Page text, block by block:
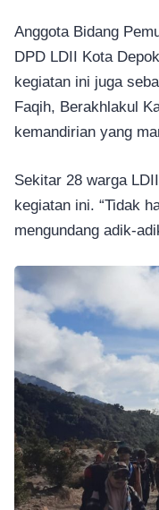
Anggota Bidang
DPD LDII Kota
kegiatan ini juga
Faqih, Berakhlakul
kemandirian yang
Sekitar 28 warga
kegiatan ini. “Tidak
mengundang adik-